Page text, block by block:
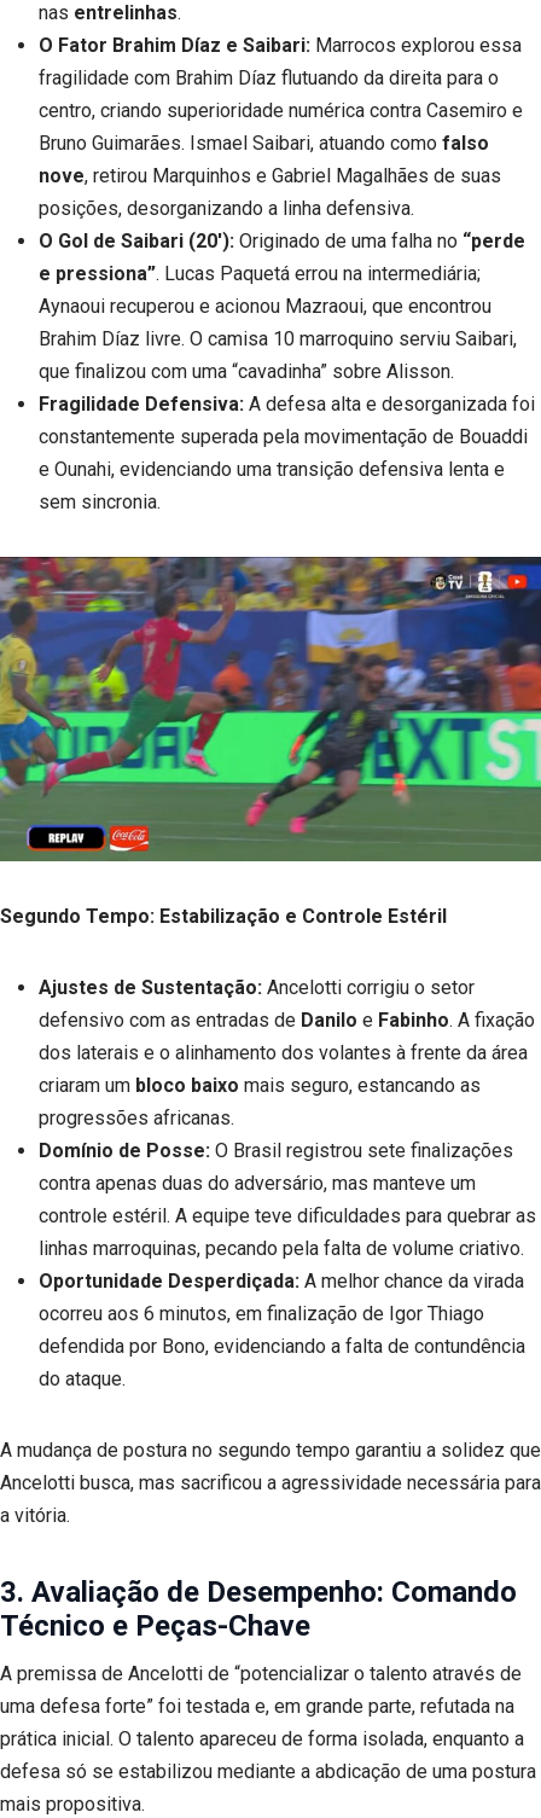
nas entrelinhas.
O Fator Brahim Díaz e Saibari: Marrocos explorou essa
fragilidade com Brahim Díaz flutuando da direita para o
centro, criando superioridade numérica contra Casemiro e
Bruno Guimarães. Ismael Saibari, atuando como falso
nove, retirou Marquinhos e Gabriel Magalhães de suas
posições, desorganizando a linha defensiva.
O Gol de Saibari (20′): Originado de uma falha no “perde
e pressiona”. Lucas Paquetá errou na intermediária;
Aynaoui recuperou e acionou Mazraoui, que encontrou
Brahim Díaz livre. O camisa 10 marroquino serviu Saibari,
que finalizou com uma “cavadinha” sobre Alisson.
Fragilidade Defensiva: A defesa alta e desorganizada foi
constantemente superada pela movimentação de Bouaddi
e Ounahi, evidenciando uma transição defensiva lenta e
sem sincronia.
Segundo Tempo: Estabilização e Controle Estéril
Ajustes de Sustentação: Ancelotti corrigiu o setor
defensivo com as entradas de Danilo e Fabinho. A fixação
dos laterais e o alinhamento dos volantes à frente da área
criaram um bloco baixo mais seguro, estancando as
progressões africanas.
Domínio de Posse: O Brasil registrou sete finalizações
contra apenas duas do adversário, mas manteve um
controle estéril. A equipe teve dificuldades para quebrar as
linhas marroquinas, pecando pela falta de volume criativo.
Oportunidade Desperdiçada: A melhor chance da virada
ocorreu aos 6 minutos, em finalização de Igor Thiago
defendida por Bono, evidenciando a falta de contundência
do ataque.
A mudança de postura no segundo tempo garantiu a solidez que
Ancelotti busca, mas sacrificou a agressividade necessária para
a vitória.
3. Avaliação de Desempenho: Comando
Técnico e Peças-Chave
A premissa de Ancelotti de “potencializar o talento através de
uma defesa forte” foi testada e, em grande parte, refutada na
prática inicial. O talento apareceu de forma isolada, enquanto a
defesa só se estabilizou mediante a abdicação de uma postura
mais propositiva.